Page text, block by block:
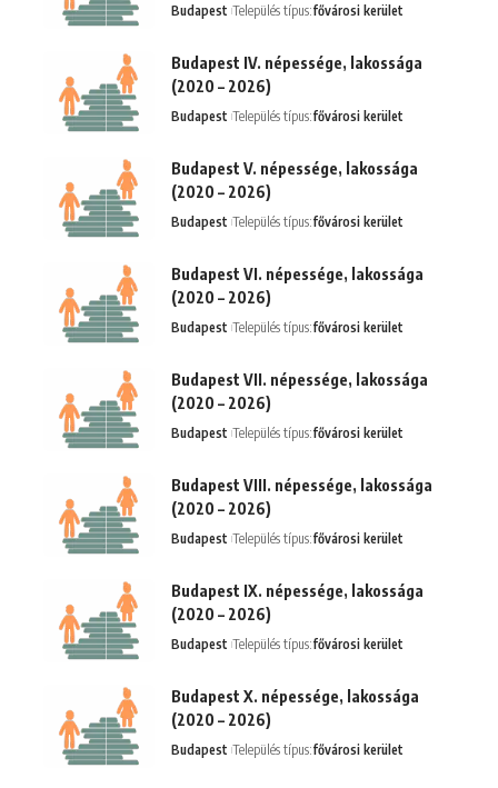
Budapest Település típus:fővárosi kerület
Budapest IV. népessége, lakossága
(2020 – 2026)
Budapest Település típus:fővárosi kerület
Budapest V. népessége, lakossága
(2020 – 2026)
Budapest Település típus:fővárosi kerület
Budapest VI. népessége, lakossága
(2020 – 2026)
Budapest Település típus:fővárosi kerület
Budapest VII. népessége, lakossága
(2020 – 2026)
Budapest Település típus:fővárosi kerület
Budapest VIII. népessége, lakossága
(2020 – 2026)
Budapest Település típus:fővárosi kerület
Budapest IX. népessége, lakossága
(2020 – 2026)
Budapest Település típus:fővárosi kerület
Budapest X. népessége, lakossága
(2020 – 2026)
Budapest Település típus:fővárosi kerület